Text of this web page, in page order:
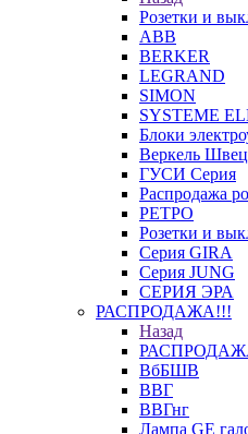
Розетки и
ABB
BERKER
LEGRAND
SIMON
SYSTEME
Блоки
Веркель
ГУСИ Серия
Распродажа
РЕТРО
Розетки и
Серия GIRA
Серия JUNG
СЕРИЯ ЭРА
РАСПРОДАЖА!!!
Назад
ВбБШВ
ВВГ
ВВГнг
Лампа GE